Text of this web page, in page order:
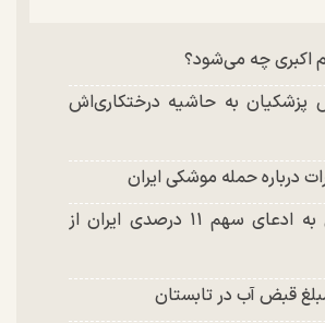
اکبری چه می‌شود؟
پزشکیان به حاشیه درختکاری‌اش
درباره حمله موشکی ایران
پاسخ عراقچی به ادعای سهم ۱۱ درصدی ایران از
قبض آب در تابستان